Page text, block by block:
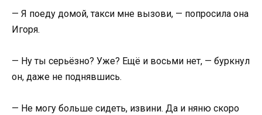
— Я поеду домой, такси мне вызови, — попросила она
Игоря.
— Ну ты серьёзно? Уже? Ещё и восьми нет, — буркнул
он, даже не поднявшись.
— Не могу больше сидеть, извини. Да и няню скоро